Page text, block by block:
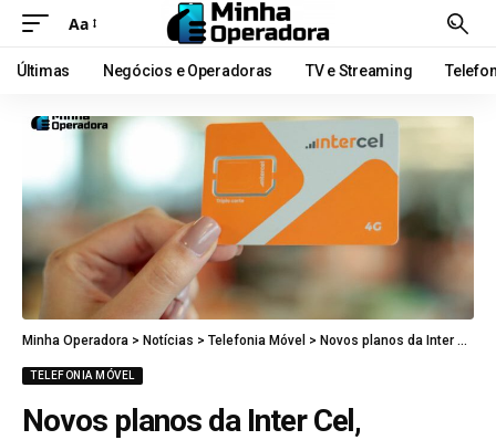
Aa
Últimas Negócios e Operadoras TV e Streaming
Minha Operadora > Notícias > Telefonia Móvel > Novos planos da Inter Cel, operadora virtual do Banco Inter, são revelados
TELEFONIA MÓVEL
Novos planos da Inter Cel,